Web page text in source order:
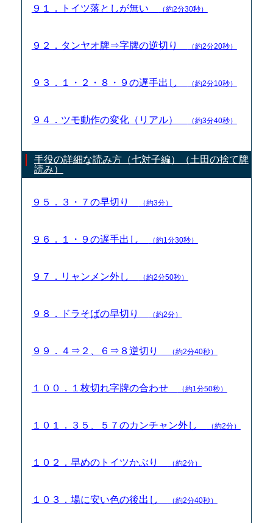
９１．トイツ落としが無い （約2分30秒）
９２．タンヤオ牌⇒字牌の逆切り （約2分20秒）
９３．１・２・８・９の遅手出し （約2分10秒）
９４．ツモ動作の変化（リアル） （約3分40秒）
手役の詳細な読み方（七対子編）（土田の捨て牌
読み）
９５．３・７の早切り （約3分）
９６．１・９の遅手出し （約1分30秒）
９７．リャンメン外し （約2分50秒）
９８．ドラそばの早切り （約2分）
９９．４⇒２、６⇒８逆切り （約2分40秒）
１００．１枚切れ字牌の合わせ （約1分50秒）
１０１．３５、５７のカンチャン外し （約2分）
１０２．早めのトイツかぶり （約2分）
１０３．場に安い色の後出し （約2分40秒）